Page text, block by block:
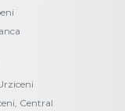
Central